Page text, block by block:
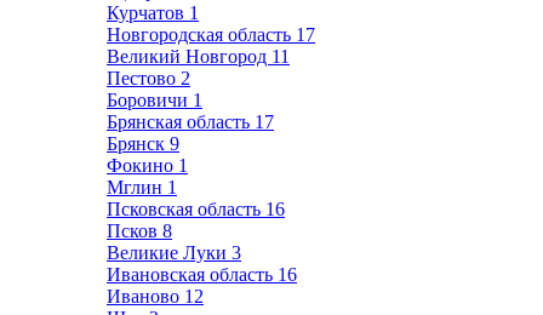
Курчатов 1
Новгородская область 17
Великий Новгород 11
Пестово 2
Боровичи 1
Брянская область 17
Брянск 9
Фокино 1
Мглин 1
Псковская область 16
Псков 8
Великие Луки 3
Ивановская область 16
Иваново 12